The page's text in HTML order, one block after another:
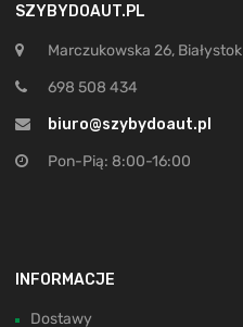
SZYBYDOAUT.PL
Marczukowska 26, Białystok
698 508 434
biuro@szybydoaut.pl
Pon-Pią: 8:00-16:00
INFORMACJE
Dostawy